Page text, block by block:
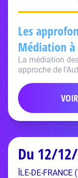
Les
Médiation à
La médiation
approche de
Du 12/
ÎLE-DE-FRANCE